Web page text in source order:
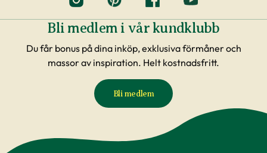
Bli medlem i vår kundklubb
Du får bonus på dina inköp, exklusiva förmåner och
massor av inspiration. Helt kostnadsfritt.
Bli medlem